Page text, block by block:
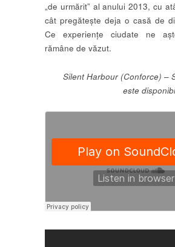
„de urmărit” al anului 2013, cu
cât pregătește deja o casă de
Ce experiențe ciudate ne
rămâne de văzut.
Silent Harbour (Conforce) –
este